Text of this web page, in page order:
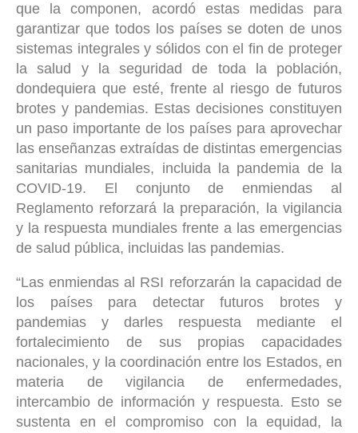
que la componen, acordó estas medidas para
garantizar que todos los países se doten de unos
sistemas integrales y sólidos con el fin de proteger
la salud y la seguridad de toda la población,
dondequiera que esté, frente al riesgo de futuros
brotes y pandemias. Estas decisiones constituyen
un paso importante de los países para aprovechar
las enseñanzas extraídas de distintas emergencias
sanitarias mundiales, incluida la pandemia de la
COVID-19. El conjunto de enmiendas al
Reglamento reforzará la preparación, la vigilancia
y la respuesta mundiales frente a las emergencias
de salud pública, incluidas las pandemias.
“Las enmiendas al RSI reforzarán la capacidad de
los países para detectar futuros brotes y
pandemias y darles respuesta mediante el
fortalecimiento de sus propias capacidades
nacionales, y la coordinación entre los Estados, en
materia de vigilancia de enfermedades,
intercambio de información y respuesta. Esto se
sustenta en el compromiso con la equidad, la